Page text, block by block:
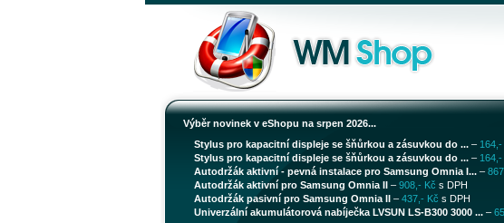
Výběr novinek v eShopu na srpen 2026...
Stylus pro kapacitní displeje se šňůrkou a zásuvkou do ... – 164,-
Stylus pro kapacitní displeje se šňůrkou a zásuvkou do ... – 164,-
Autodržák aktivní - pevná instalace pro Samsung Omnia I... –
Autodržák aktivní pro Samsung Omnia II – 908,- Kč s DPH
Autodržák pasivní pro Samsung Omnia II – 437,- Kč s DPH
Univerzální akumulátorová nabíječka LVSUN LS-B300 3000 ... –